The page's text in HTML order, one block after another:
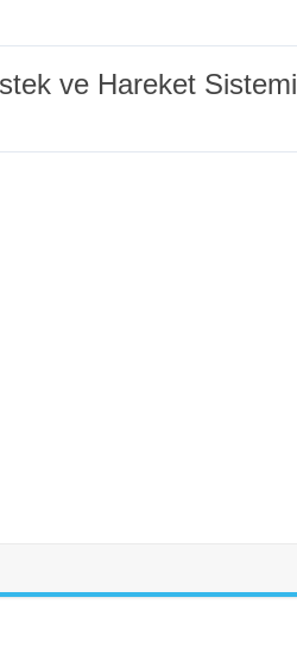
ve Hareket Sistemi